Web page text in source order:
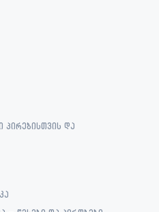
პირებისთვის და